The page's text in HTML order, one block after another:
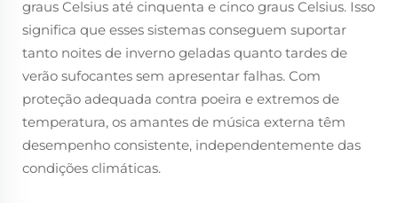
graus Celsius até cinquenta e cinco graus Celsius. Isso
significa que esses sistemas conseguem suportar
tanto noites de inverno geladas quanto tardes de
verão sufocantes sem apresentar falhas. Com
proteção adequada contra poeira e extremos de
temperatura, os amantes de música externa têm
desempenho consistente, independentemente das
condições climáticas.